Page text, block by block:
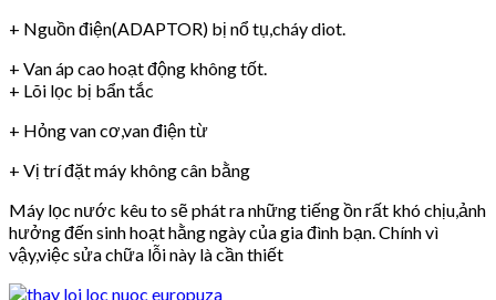
+ Nguồn điện(ADAPTOR) bị nổ tụ,cháy diot.
+ Van áp cao hoạt động không tốt.
+ Lõi lọc bị bẩn tắc
+ Hỏng van cơ,van điện từ
+ Vị trí đặt máy không cân bằng
Máy lọc nước kêu to sẽ phát ra những tiếng ồn rất khó chịu,ảnh
hưởng đến sinh hoạt hằng ngày của gia đình bạn. Chính vì
vậy,việc sửa chữa lỗi này là cần thiết